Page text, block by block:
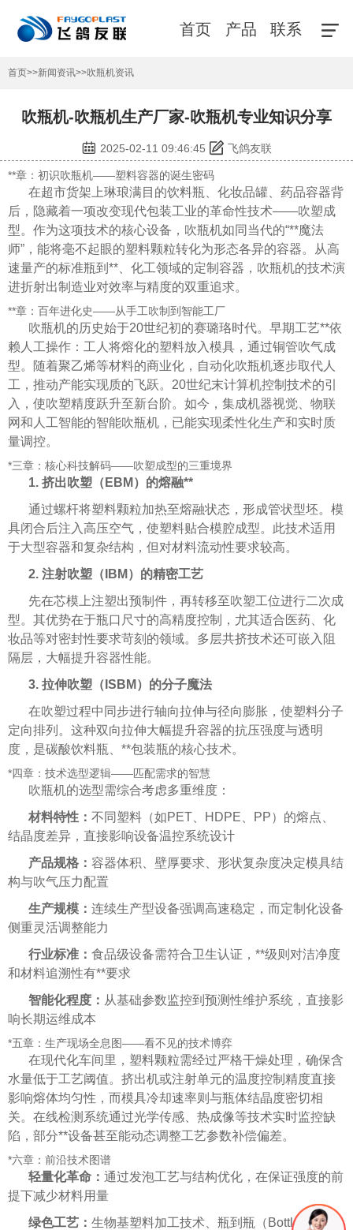
首页 产品 联系
首页>>新闻资讯>>吹瓶机资讯
吹瓶机-吹瓶机生产厂家-吹瓶机专业知识分享
2025-02-11 09:46:45 飞鸽友联
**章：初识吹瓶机——塑料容器的诞生密码
在超市货架上琳琅满目的饮料瓶、化妆品罐、药品容器背
后，隐藏着一项改变现代包装工业的革命性技术——吹塑成
型。作为这项技术的核心设备，吹瓶机如同当代的“**魔法
师”，能将毫不起眼的塑料颗粒转化为形态各异的容器。从高
速量产的标准瓶到**、化工领域的定制容器，吹瓶机的技术演
进折射出制造业对效率与精度的双重追求。
**章：百年进化史——从手工吹制到智能工厂
吹瓶机的历史始于20世纪初的赛璐珞时代。早期工艺**依
赖人工操作：工人将熔化的塑料放入模具，通过铜管吹气成
型。随着聚乙烯等材料的商业化，自动化吹瓶机逐步取代人
工，推动产能实现质的飞跃。20世纪末计算机控制技术的引
入，使吹塑精度跃升至新台阶。如今，集成机器视觉、物联
网和人工智能的智能吹瓶机，已能实现柔性化生产和实时质
量调控。
*三章：核心科技解码——吹塑成型的三重境界
1. 挤出吹塑（EBM）的熔融**
通过螺杆将塑料颗粒加热至熔融状态，形成管状型坯。模
具闭合后注入高压空气，使塑料贴合模腔成型。此技术适用
于大型容器和复杂结构，但对材料流动性要求较高。
2. 注射吹塑（IBM）的精密工艺
先在芯模上注塑出预制件，再转移至吹塑工位进行二次成
型。其优势在于瓶口尺寸的高精度控制，尤其适合医药、化
妆品等对密封性要求苛刻的领域。多层共挤技术还可嵌入阻
隔层，大幅提升容器性能。
3. 拉伸吹塑（ISBM）的分子魔法
在吹塑过程中同步进行轴向拉伸与径向膨胀，使塑料分子
定向排列。这种双向拉伸大幅提升容器的抗压强度与透明
度，是碳酸饮料瓶、**包装瓶的核心技术。
*四章：技术选型逻辑——匹配需求的智慧
吹瓶机的选型需综合考虑多重维度：
材料特性： 不同塑料（如PET、HDPE、PP）的熔点、
结晶度差异，直接影响设备温控系统设计
产品规格： 容器体积、壁厚要求、形状复杂度决定模具结
构与吹气压力配置
生产规模： 连续生产型设备强调高速稳定，而定制化设备
侧重灵活调整能力
行业标准： 食品级设备需符合卫生认证，**级则对洁净度
和材料追溯性有**要求
智能化程度： 从基础参数监控到预测性维护系统，直接影
响长期运维成本
*五章：生产现场全息图——看不见的技术博弈
在现代化车间里，塑料颗粒需经过严格干燥处理，确保含
水量低于工艺阈值。挤出机或注射单元的温度控制精度直接
影响熔体均匀性，而模具冷却速率则与瓶体结晶度密切相
关。在线检测系统通过光学传感、热成像等技术实时监控缺
陷，部分**设备甚至能动态调整工艺参数补偿偏差。
*六章：前沿技术图谱
轻量化革命： 通过发泡工艺与结构优化，在保证强度的前
提下减少材料用量
绿色工艺： 生物基塑料加工技术、瓶到瓶（Bottle-to-